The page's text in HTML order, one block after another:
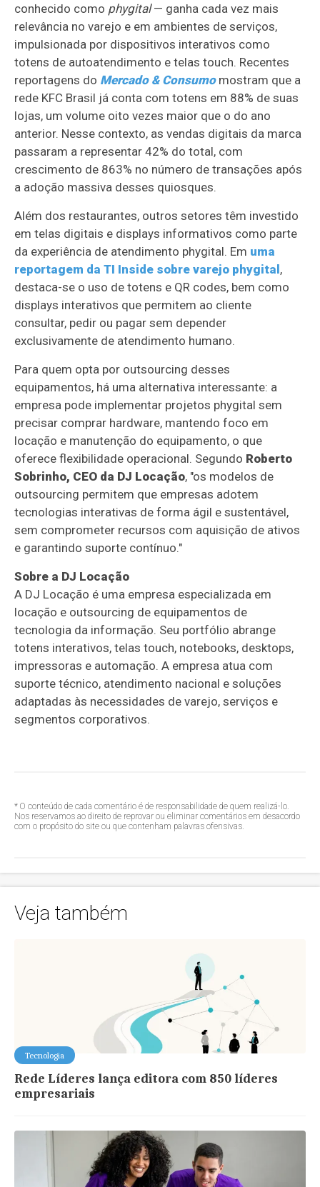
conhecido como phygital— ganha cada vez mais
relevância no varejo e em ambientes de serviços,
impulsionada por dispositivos interativos como
totens de autoatendimento e telas touch. Recentes
reportagens do Mercado & Consumomostram que a
rede KFC Brasil já conta com totens em 88% de suas
lojas, um volume oito vezes maior que o do ano
anterior. Nesse contexto, as vendas digitais da marca
passaram a representar 42% do total, com
crescimento de 863% no número de transações após
a adoção massiva desses quiosques.
Além dos restaurantes, outros setores têm investido
em telas digitais e displays informativos como parte
da experiência de atendimento phygital. Em uma
reportagem da TI Inside sobre varejo phygital,
destaca-se o uso de totens e QR codes, bem como
displays interativos que permitem ao cliente
consultar, pedir ou pagar sem depender
exclusivamente de atendimento humano.
Para quem opta por outsourcing desses
equipamentos, há uma alternativa interessante: a
empresa pode implementar projetos phygital sem
precisar comprar hardware, mantendo foco em
locação e manutenção do equipamento, o que
oferece flexibilidade operacional. Segundo Roberto
Sobrinho, CEO da DJ Locação, "os modelos de
outsourcing permitem que empresas adotem
tecnologias interativas de forma ágil e sustentável,
sem comprometer recursos com aquisição de ativos
e garantindo suporte contínuo."
Sobre a DJ Locação
A DJ Locação é uma empresa especializada em
locação e outsourcing de equipamentos de
tecnologia da informação. Seu portfólio abrange
totens interativos, telas touch, notebooks, desktops,
impressoras e automação. A empresa atua com
suporte técnico, atendimento nacional e soluções
adaptadas às necessidades de varejo, serviços e
segmentos corporativos.
* O conteúdo de cada comentário é de responsabilidade de quem realizá-lo.
Nos reservamos ao direito de reprovar ou eliminar comentários em desacordo
com o propósito do site ou que contenham palavras ofensivas.
Veja também
Tecnologia
Rede Líderes lança editora com 850 líderes
empresariais